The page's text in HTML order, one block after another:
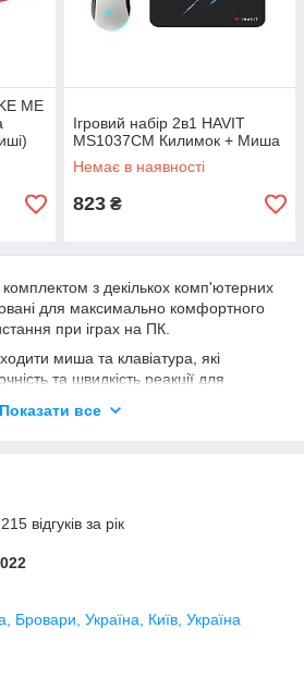
ME
Ігровий набір 2в1 HAVIT
MS1037CM Килимок + Миша
Немає в наявності
823 ₴
з декількох комп'ютерних
для максимально комфортного
при іграх на ПК.
миша та клавіатура, які
та швидкість реакції для
ергономіку і додаткові
швидкість відгуку, а також додаткові
ігровий набір для ПК також може
навушники мають більш високу
додаткові функції, такі як
мікрофон для комунікації під
повний набір для гри на ПК.
Показати все
відгуків за рік
Бровари, Україна, Київ, Україна